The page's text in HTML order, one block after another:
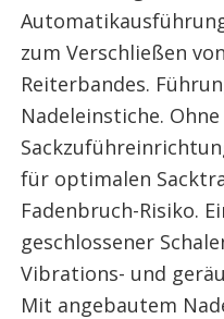
zum Verschließen
Reiterbandes.
Nadeleinstiche.
für optimalen
Fadenbruch-Risiko.
geschlossener
Vibrations- und
Mit angebautem